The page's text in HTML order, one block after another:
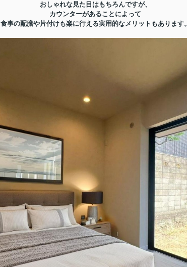
おしゃれな見た目はもちろんですが、
カウンターがあることによって
食事の配膳や片付けも楽に行える実用的なメリットもあります。